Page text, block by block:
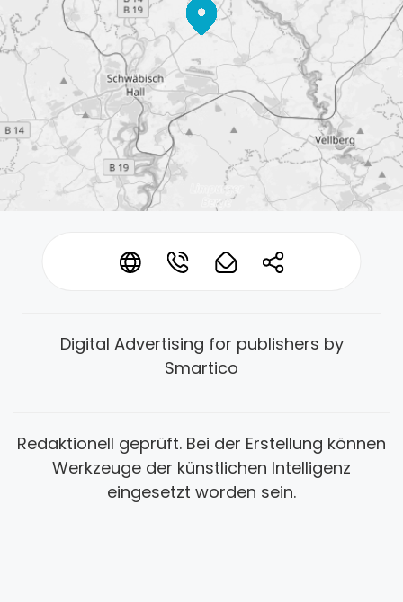
* * * *
Datenschutz Impressum
Digital Advertising for publishers by
Smartico
Redaktionell geprüft. Bei der Erstellung können
Werkzeuge der künstlichen Intelligenz
eingesetzt worden sein.